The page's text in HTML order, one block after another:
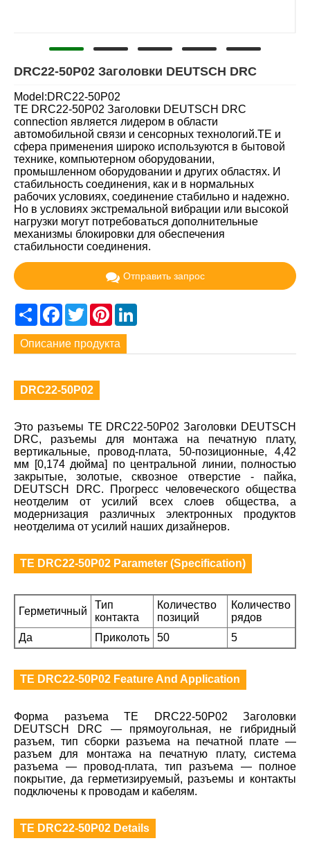
DRC22-50P02 Заголовки DEUTSCH DRC
Model:DRC22-50P02
TE DRC22-50P02 Заголовки DEUTSCH DRC
connection является лидером в области
автомобильной связи и сенсорных технологий.TE и
сфера применения широко используются в бытовой
технике, компьютерном оборудовании,
промышленном оборудовании и других областях. И
стабильность соединения, как и в нормальных
рабочих условиях, соединение стабильно и надежно.
Но в условиях экстремальной вибрации или высокой
нагрузки могут потребоваться дополнительные
механизмы блокировки для обеспечения
стабильности соединения.
Отправить запрос
ShareFacebook
TwitterPinterest
Описание продукта
DRC22-50P02
Это разъемы TE DRC22-50P02 Заголовки DEUTSCH
DRC, разъемы для монтажа на печатную плату,
вертикальные, провод-плата, 50-позиционные, 4,42
мм [0,174 дюйма] по центральной линии, полностью
закрытые, золотые, сквозное отверстие - пайка,
DEUTSCH DRC. Прогресс человеческого общества
неотделим от усилий всех слоев общества, а
модернизация различных электронных продуктов
неотделима от усилий наших дизайнеров.
TE DRC22-50P02 Parameter (Specification)
Герметичный
Тип
контакта
Количество
позиций
Количество
рядов
Да
Приколоть 50 5
TE DRC22-50P02 Feature And Application
Форма разъема TE DRC22-50P02 Заголовки
DEUTSCH DRC — прямоугольная, не гибридный
разъем, тип сборки разъема на печатной плате —
разъем для монтажа на печатную плату, система
разъема — провод-плата, тип разъема — полное
покрытие, да герметизируемый, разъемы и контакты
подключены к проводам и кабелям.
TE DRC22-50P02 Details